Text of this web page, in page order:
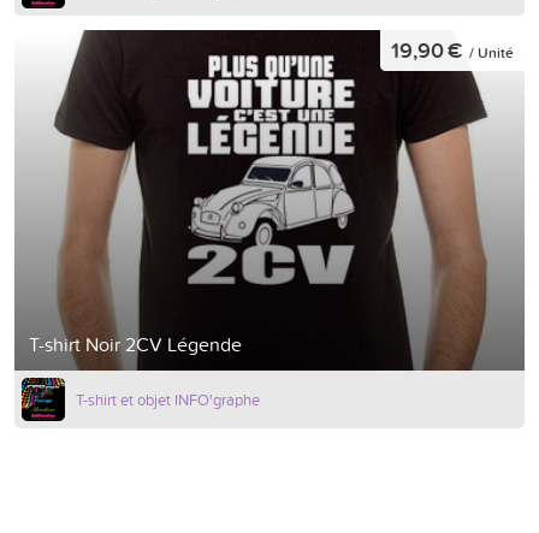
T-shirt Noir 2CV Légende
19,90 € / Unité
T-shirt et objet INFO'graphe